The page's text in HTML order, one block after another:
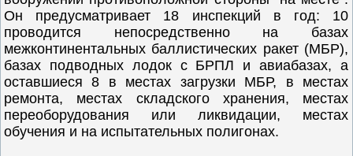
Он предусматривает 18 инспекций в год: 10
проводится непосредственно на базах
межконтинентальных баллистических ракет (МБР),
базах подводных лодок с БРПЛ и авиабазах, а
оставшиеся 8 в местах загрузки МБР, в местах
ремонта, местах складского хранения, местах
переоборудования или ликвидации, местах
обучения и на испытательных полигонах.